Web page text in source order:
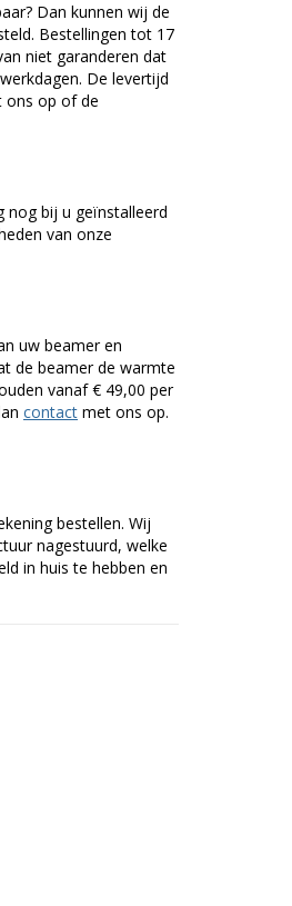
Dan kunnen wij de
Bestellingen tot 17
niet garanderen dat
De levertijd
ons op of de
nog bij u geïnstalleerd
van onze
uw beamer en
de beamer de warmte
vanaf € 49,00 per
contact met ons op.
bestellen. Wij
nagestuurd, welke
in huis te hebben en